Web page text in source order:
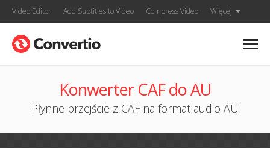
Video Editor Add Subtitles to Video Compress Video Więcej
Konwerter CAF do AU
Płynne przejście z CAF na format audio AU